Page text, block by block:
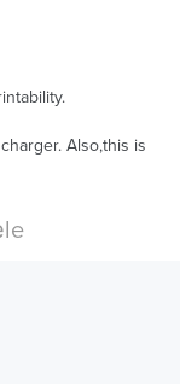
Also,this is